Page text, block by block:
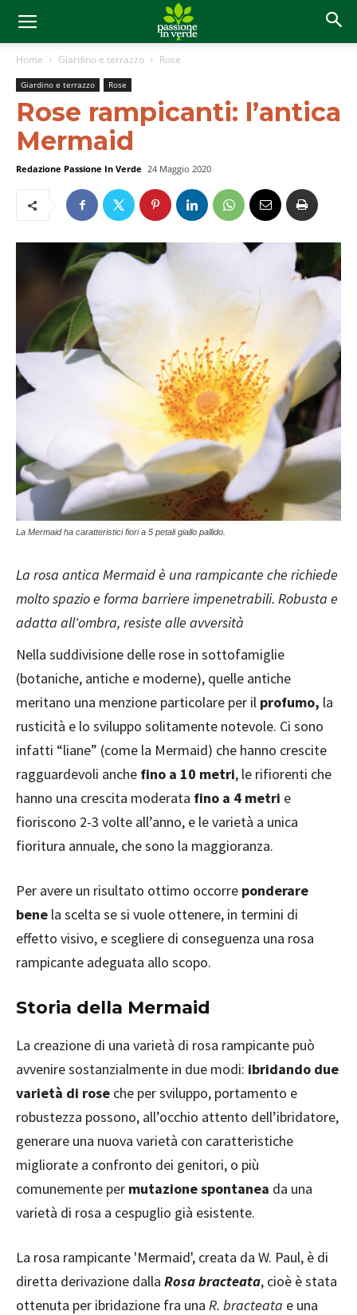
Home Giardino e terrazzo Rose
Giardino e terrazzo Rose
Rose rampicanti: l’antica
Mermaid
Redazione Passione In Verde 24 Maggio 2020
La Mermaid ha caratteristici fiori a 5 petali giallo pallido.
La rosa antica Mermaid è una rampicante che richiede
molto spazio e forma barriere impenetrabili. Robusta e
adatta all'ombra, resiste alle avversità
Nella suddivisione delle rose in sottofamiglie
(botaniche, antiche e moderne), quelle antiche
meritano una menzione particolare per il profumo, la
rusticità e lo sviluppo solitamente notevole. Ci sono
infatti “liane” (come la Mermaid) che hanno crescite
ragguardevoli anche fino a 10 metri, le rifiorenti che
hanno una crescita moderata fino a 4 metri e
fioriscono 2-3 volte all’anno, e le varietà a unica
fioritura annuale, che sono la maggioranza.
Per avere un risultato ottimo occorre ponderare
bene la scelta se si vuole ottenere, in termini di
effetto visivo, e scegliere di conseguenza una rosa
rampicante adeguata allo scopo.
Storia della Mermaid
La creazione di una varietà di rosa rampicante può
avvenire sostanzialmente in due modi: ibridando due
varietà di rose che per sviluppo, portamento e
robustezza possono, all’occhio attento dell’ibridatore,
generare una nuova varietà con caratteristiche
migliorate a confronto dei genitori, o più
comunemente per mutazione spontanea da una
varietà di rosa a cespuglio già esistente.
La rosa rampicante 'Mermaid', creata da W. Paul, è di
diretta derivazione dalla Rosa bracteata, cioè è stata
ottenuta per ibridazione fra una R. bracteata e una